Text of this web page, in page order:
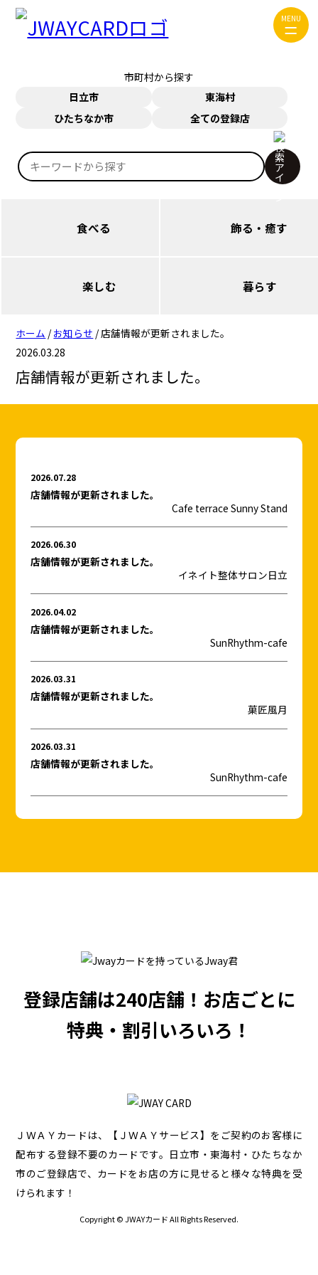
市町村から探す
日立市
東海村
ひたちなか市
全ての登録店
食べる
日立（十王・豊浦・日高）
ひたちなか（勝田）
ひたちなか（那珂湊）
飾る・癒す
日立（多賀・南部）
日立（十王・豊浦・日高）
ひたちなか（那珂湊）
楽しむ
日立（多賀・南部）
ひたちなか（勝田）
暮らす
ひたちなか（佐和）
MENU
ホーム / お知らせ /店舗情報が更新されました。
2026.03.28
店舗情報が更新されました。
2026.07.28
店舗情報が更新されました。
Cafe terrace Sunny Stand
2026.06.30
店舗情報が更新されました。
イネイト整体サロン日立
2026.04.02
店舗情報が更新されました。
SunRhythm-cafe
2026.03.31
店舗情報が更新されました。
菓匠風月
2026.03.31
店舗情報が更新されました。
SunRhythm-cafe
食べる 飾る・癒す
JWAYカードについて
JWAYについて
登録店舗は240店舗！ お店ごとに
特典・割引いろいろ！
ＪＷＡＹカードは、【ＪＷＡＹサービス】をご契約のお客様に
配布する登録不要のカードです。 日立市・東海村・ひたちなか
市のご登録店で、カードをお店の方に見せると様々な特典を受
けられます！
Copyright © JWAYカード All Rights Reserved.